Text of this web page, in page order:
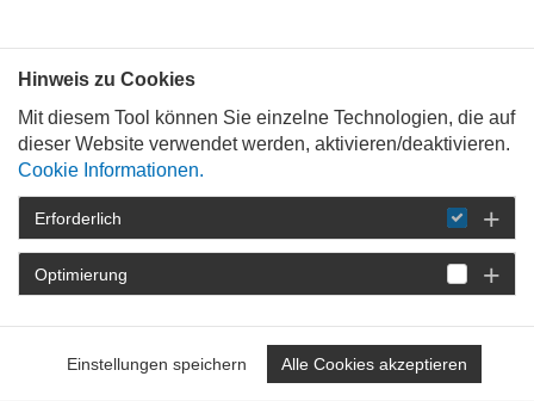
STARTSEITE DETAIL
Innenarchitektin bei der
Bank
Hinweis zu Cookies
Mit diesem Tool können Sie einzelne Technologien, die auf
dieser Website verwendet werden, aktivieren/deaktivieren.
Cookie Informationen.
Erforderlich
Optimierung
Einstellungen speichern Alle Cookies akzeptieren